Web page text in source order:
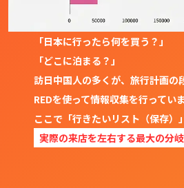
「日本に行ったら何を買う？」
「どこに泊まる？」
訪日中国人の多くが、旅行計画の
REDを使って情報収集を行っていま
ここで「行きたいリスト（保存）
実際の来店を左右する最大の分岐